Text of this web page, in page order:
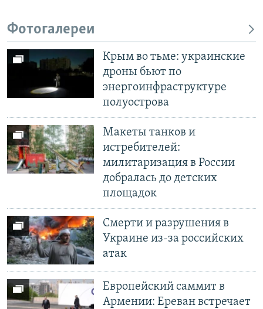
Фотогалереи
Крым во тьме: украинские
дроны бьют по
энергоинфраструктуре
полуострова
Макеты танков и
истребителей:
милитаризация в России
добралась до детских
площадок
Смерти и разрушения в
Украине из-за российских
атак
Европейский саммит в
Армении: Ереван встречает